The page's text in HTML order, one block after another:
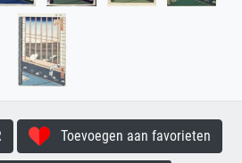
Toevoegen aan favorieten